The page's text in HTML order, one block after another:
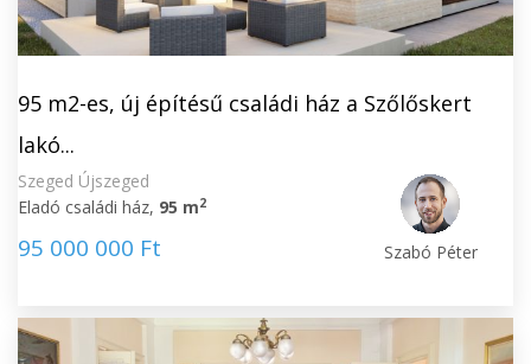
95 m2-es, új építésű családi ház a Szőlőskert
lakó...
Szeged Újszeged
Eladó családi ház, 95 m2
95 000 000 Ft Szabó Péter